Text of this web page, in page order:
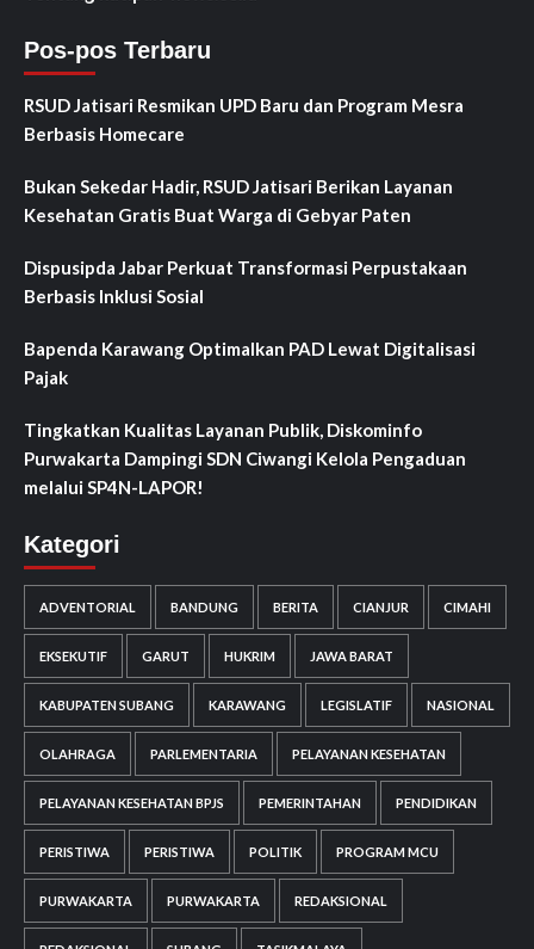
Pos-pos Terbaru
RSUD Jatisari Resmikan UPD Baru dan Program Mesra
Berbasis Homecare
Bukan Sekedar Hadir, RSUD Jatisari Berikan Layanan
Kesehatan Gratis Buat Warga di Gebyar Paten
Dispusipda Jabar Perkuat Transformasi Perpustakaan
Berbasis Inklusi Sosial
Bapenda Karawang Optimalkan PAD Lewat Digitalisasi
Pajak
Tingkatkan Kualitas Layanan Publik, Diskominfo
Purwakarta Dampingi SDN Ciwangi Kelola Pengaduan
melalui SP4N-LAPOR!
Kategori
ADVENTORIAL BANDUNG BERITA CIANJUR CIMAHI
EKSEKUTIF GARUT HUKRIM JAWA BARAT
KABUPATEN SUBANG KARAWANG LEGISLATIF NASIONAL
OLAHRAGA PARLEMENTARIA PELAYANAN KESEHATAN
PELAYANAN KESEHATAN BPJS PEMERINTAHAN PENDIDIKAN
PERISTIWA PERISTIWA POLITIK PROGRAM MCU
PURWAKARTA PURWAKARTA REDAKSIONAL